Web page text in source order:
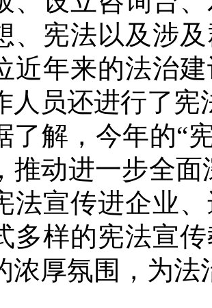
、宪法以及涉
近年来的法治
人员还进行了宪
，今年的“宪
推动进一步全
法宣传进企业
多样的宪法宣
浓厚氛围，为